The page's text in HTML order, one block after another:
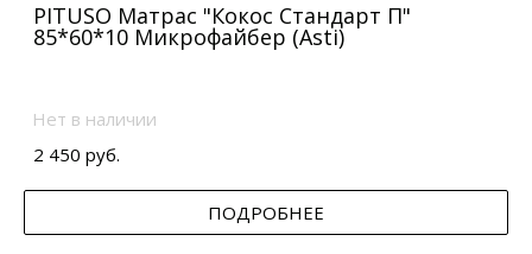
PITUSO Матрас "Кокос Стандарт П"
85*60*10 Микрофайбер (Asti)
Нет в наличии
2 450 руб.
ПОДРОБНЕЕ